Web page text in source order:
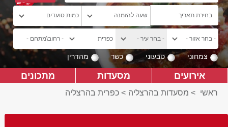
צמחוני טבעוני כשר מהדרין
אירועים מסעדות מתכונים
ראשי > מסעדות בהרצליה > כפרית בהרצליה